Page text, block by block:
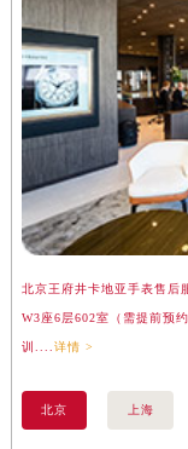
北京王府井卡地亚手表售后
W3座6层602室（需提前预
训.... 详情 >
北京 上海